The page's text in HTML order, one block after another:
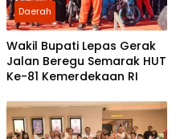
Daerah
Wakil Bupati Lepas Gerak
Jalan Beregu Semarak HUT
Ke-81 Kemerdekaan RI